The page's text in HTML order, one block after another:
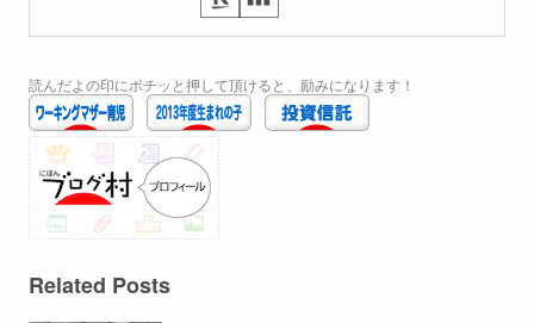
読んだよの印にポチッと押して頂けると、励みになります！
Related Posts